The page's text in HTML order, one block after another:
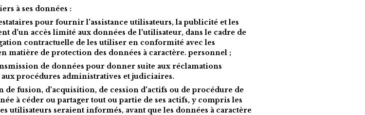
à ses données :
pour fournir l'assistance utilisateurs, la publicité et les
d'un accès limité aux données de l'utilisateur, dans le cadre de
contractuelle de les utiliser en conformité avec les
matière de protection des données à caractère. personnel ;
de données pour donner suite aux réclamations
procédures administratives et judiciaires.
de fusion, d'acquisition, de cession d'actifs ou de procédure de
à céder ou partager tout ou partie de ses actifs, y compris les
utilisateurs seraient informés, avant que les données à caractère